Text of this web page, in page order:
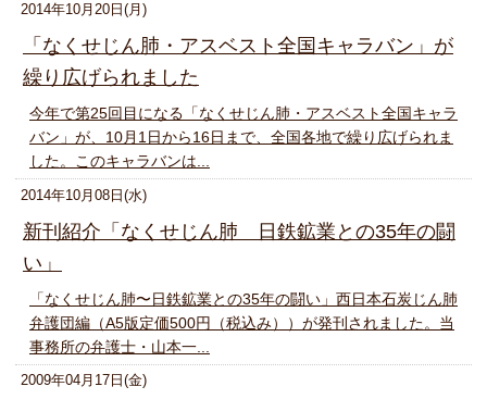
2014年10月20日(月)
「なくせじん肺・アスベスト全国キャラバン」が
繰り広げられました
今年で第25回目になる「なくせじん肺・アスベスト全国キャラ
バン」が、10月1日から16日まで、全国各地で繰り広げられま
した。このキャラバンは...
2014年10月08日(水)
新刊紹介「なくせじん肺 日鉄鉱業との35年の闘
い」
「なくせじん肺〜日鉄鉱業との35年の闘い」西日本石炭じん肺
弁護団編（A5版定価500円（税込み））が発刊されました。当
事務所の弁護士・山本一...
2009年04月17日(金)